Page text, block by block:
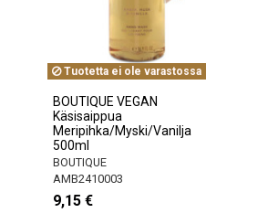
Tuotetta ei ole varastossa
BOUTIQUE VEGAN
Käsisaippua
Meripihka/Myski/Vanilja
500ml
BOUTIQUE
AMB2410003
9,15 €